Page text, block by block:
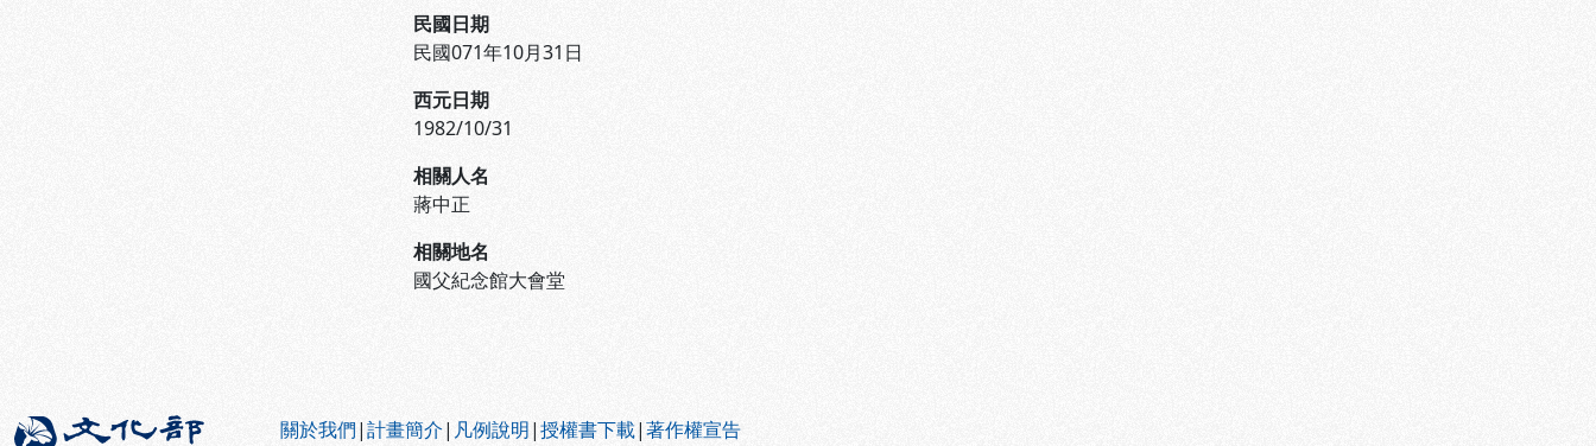
民國日期
民國071年10月31日
西元日期
1982/10/31
相關人名
蔣中正
相關地名
國父紀念館大會堂
關於我們|計畫簡介| 凡例說明|授權書下載|著作權宣告